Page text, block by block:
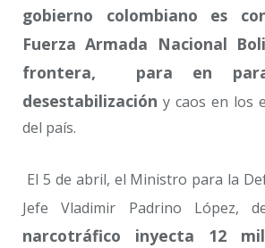
gobierno colombiano es
Fuerza Armada Nacional
frontera, para en
desestabilización y caos en los
del país.
El 5 de abril, el Ministro para la
Jefe Vladimir Padrino López,
narcotráfico inyecta 12